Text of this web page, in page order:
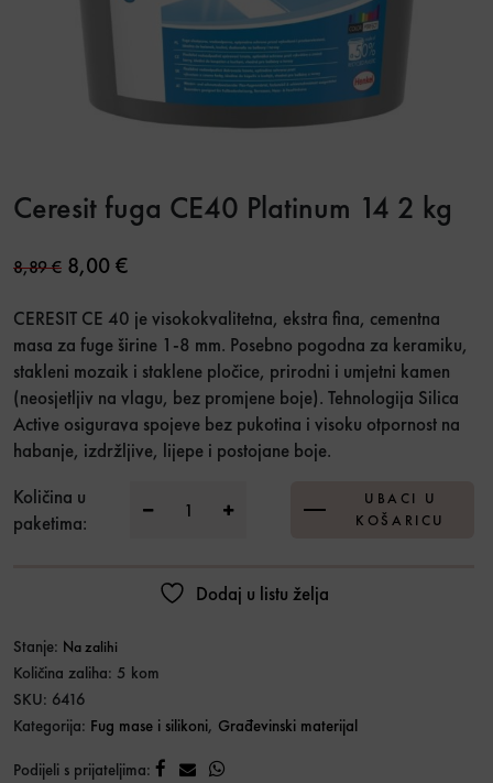
Ceresit fuga CE40 Platinum 14 2 kg
8,89€ Original price was: 8,89 €.
8,00€Current price is: 8,00 €.
CERESIT CE 40 je visokokvalitetna, ekstra fina, cementna
masa za fuge širine 1-8 mm. Posebno pogodna za keramiku,
stakleni mozaik i staklene pločice, prirodni i umjetni kamen
(neosjetljiv na vlagu, bez promjene boje). Tehnologija Silica
Active osigurava spojeve bez pukotina i visoku otpornost na
habanje, izdržljive, lijepe i postojane boje.
Količina u
paketima:
Ceresit fuga CE40 Platinum 14 2 kg
UBACI U
KOŠARICU
Dodaj u listu želja
Stanje: Na zalihi
Količina zaliha: 5 kom
SKU: 6416
Kategorija: Fug mase i silikoni, Građevinski materijal
Podijeli s prijateljima: